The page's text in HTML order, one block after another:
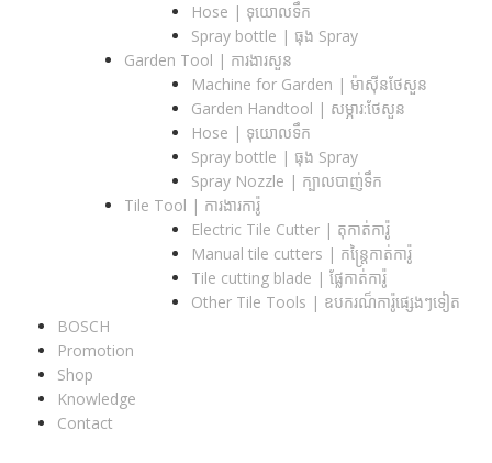
Hose | ទុយោលទឹក
Spray bottle | ធុង Spray
Garden Tool | ការងារសួន
Machine for Garden | ម៉ាស៊ីនថែសួន
Garden Handtool | សម្ភារ:ថែសួន
Hose | ទុយោលទឹក
Spray bottle | ធុង Spray
Spray Nozzle | ក្បាលបាញ់ទឹក
Tile Tool | ការងារការ៉ូ
Electric Tile Cutter | តុកាត់ការ៉ូ
Manual tile cutters | កន្ត្រៃកាត់ការ៉ូ
Tile cutting blade | ផ្លែកាត់ការ៉ូ
Other Tile Tools | ឧបករណ៏ការ៉ូផ្សេងៗទៀត
BOSCH
Promotion
Shop
Knowledge
Contact